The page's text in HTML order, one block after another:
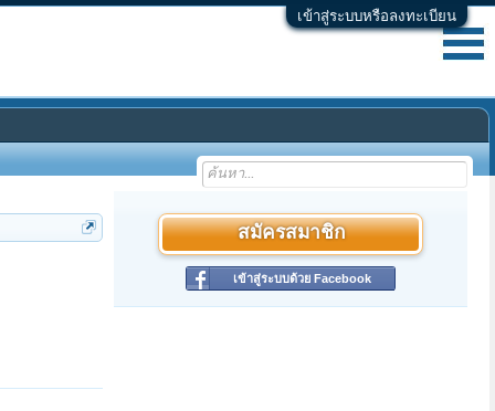
เข้าสู่ระบบหรือลงทะเบียน
สมัครสมาชิก
เข้าสู่ระบบด้วย Facebook